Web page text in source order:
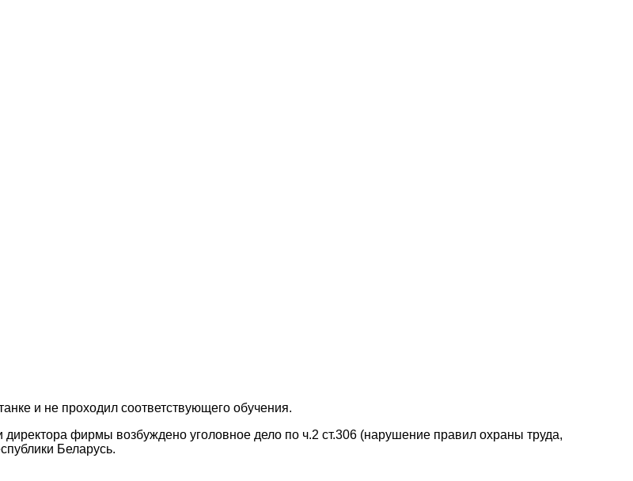
и не проходил соответствующего обучения.
фирмы возбуждено уголовное дело по ч.2 ст.306 (нарушение правил охраны труда,
Беларусь.